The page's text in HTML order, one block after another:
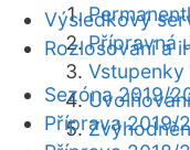
Přípravná
Vstupenky
Výsledkový
Rozlosování a
Sezóna 2019/
Příprava 2019/